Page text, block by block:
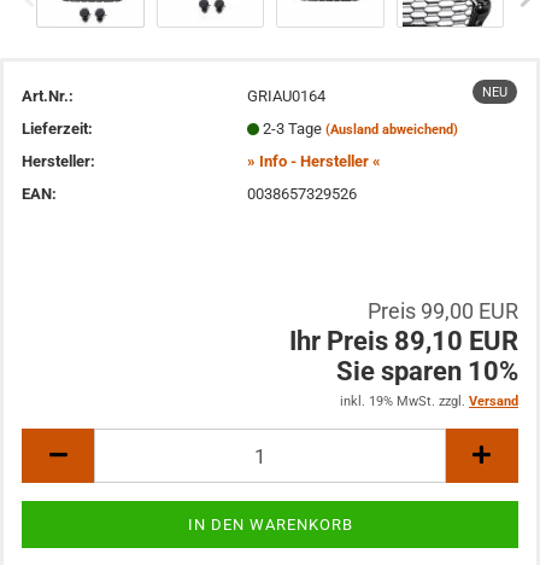
NEU
Art.Nr.:
GRIAU0164
Lieferzeit:
2-3 Tage (Ausland abweichend)
Hersteller:
» Info - Hersteller «
EAN:
0038657329526
Preis 99,00 EUR
Ihr Preis 89,10 EUR
Sie sparen 10%
inkl. 19% MwSt. zzgl. Versand